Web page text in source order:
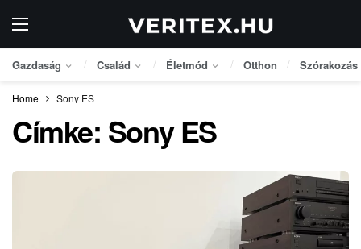
Gazdaság Család Életmód Otthon Szórakozás
Home Sony ES
Címke: Sony ES